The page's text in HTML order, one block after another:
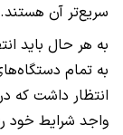
سریع‌تر آن هستند.
به هر حال باید
به تمام
انتظار داشت که
واجد شرایط خود را